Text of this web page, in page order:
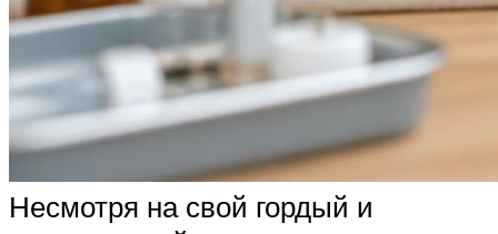
Несмотря на свой гордый и